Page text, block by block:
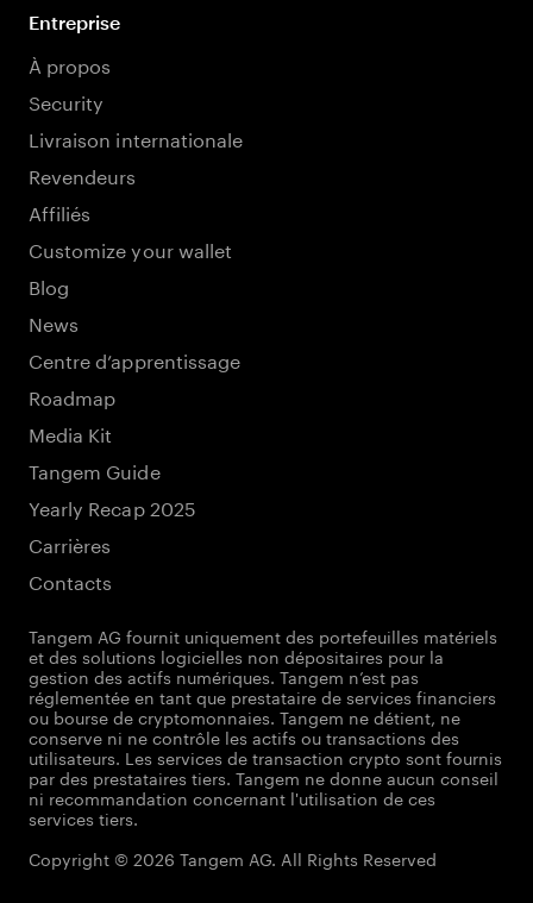
Entreprise
À propos
Security
Livraison internationale
Revendeurs
Affiliés
Customize your wallet
Blog
News
Centre d’apprentissage
Roadmap
Media Kit
Tangem Guide
Yearly Recap 2025
Carrières
Contacts
Tangem AG fournit uniquement des portefeuilles matériels
et des solutions logicielles non dépositaires pour la
gestion des actifs numériques. Tangem n’est pas
réglementée en tant que prestataire de services financiers
ou bourse de cryptomonnaies. Tangem ne détient, ne
conserve ni ne contrôle les actifs ou transactions des
utilisateurs. Les services de transaction crypto sont fournis
par des prestataires tiers. Tangem ne donne aucun conseil
ni recommandation concernant l'utilisation de ces
services tiers.